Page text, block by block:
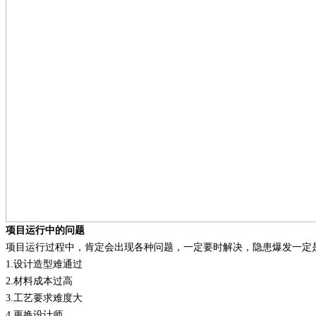
项目运行中的问题
项目运行过程中，肯定会出现各种问题，一定要时解决，隐患爆发一定
1. 设计造型难通过
2. 材料成本过高
3. 工艺要求难度大